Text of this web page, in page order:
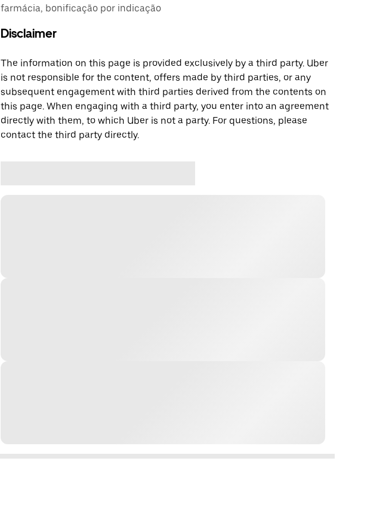
farmácia, bonificação por indicação
Disclaimer
The information on this page is provided exclusively by a third party. Uber
is not responsible for the content, offers made by third parties, or any
subsequent engagement with third parties derived from the contents on
this page. When engaging with a third party, you enter into an agreement
directly with them, to which Uber is not a party. For questions, please
contact the third party directly.